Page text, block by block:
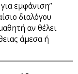
εμφάνιση”
διαλόγου
αν θέλει
άμεσα ή